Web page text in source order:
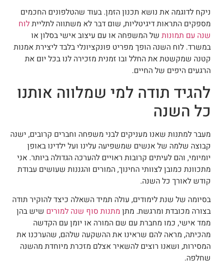
ניקח לדוגמה את נושא תכנון הזמן. בעוד שהטלפונים החכמים
מספקים התראות דיגיטליות, שום דבר לא משתווה לתלייתלוח
שנה עם תמונות של המשפחה או עם עיצוב אישי בסלון או
במשרד. לוח השנה הופך מפריט פונקציונלי בלבד ליצירת אמנות
קטנה שמקשטת את החלל ובו זמנית מזכירה לנו בכל יום את
הרגעים היפים של החיים.
להגיד תודה למי שמלווה אותנו
כל השנה
מעבר למתנות שאנו מעניקים לבני משפחה וחברים קרובים, ישנה
קבוצה שלמה של אנשים שמשפיעה עלינו ועל ילדינו באופן
יומיומי, והם לעיתים קרובות ראויים להערכה הגדולה ביותר. אני
מתכוונת כמובן לצוותי החינוך, המורים והגננות שעושים עבודת
קודש לאורך כל השנה.
בסיומה של שנת לימודים, עולה תמיד השאלה כיצד להוקיר תודה
בצורה מכובדת ומרגשת. מתן מתנות סוף שנה למורים שיש בהן
ממד אישי, כמו מחברת עם שם המורה או יומן עם הקדשה
מהכיתה, מראה להם שראינו את ההשקעה שלהם, שהערכנו את
המסירות, ושאנו רוצים להשאיר אצלם מזכרת מיוחדת מהשנה
שחלפה.